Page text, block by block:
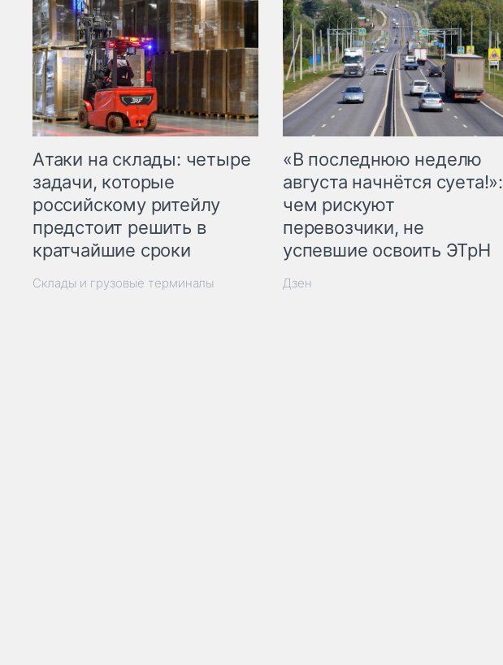
Атаки на склады: четыре
задачи, которые
российскому ритейлу
предстоит решить в
кратчайшие сроки
Склады и грузовые терминалы
«В последнюю неделю
августа начнётся суета!»:
чем рискуют
перевозчики, не
успевшие освоить ЭТрН
Дзен